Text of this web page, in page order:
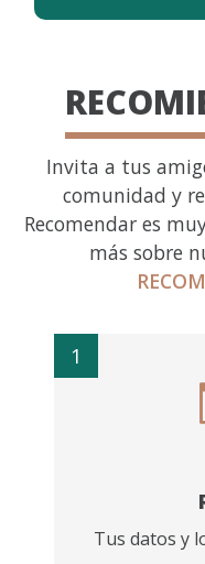
Invita a tus
comunidad y
Recomendar es
más sobre
1
Tus datos y